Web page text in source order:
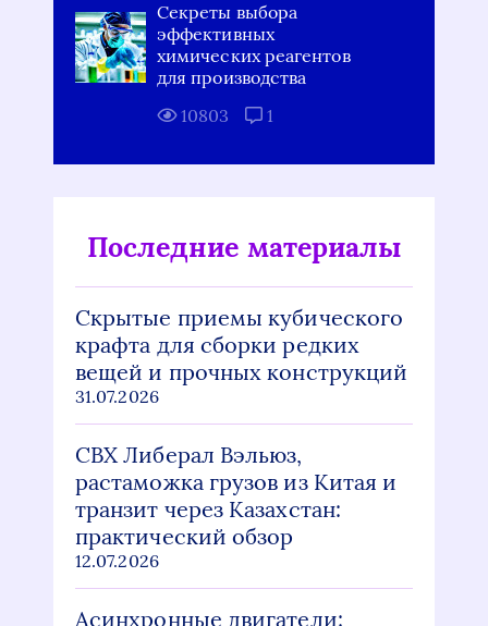
Секреты выбора
эффективных
химических реагентов
для производства
10803
1
Последние материалы
Скрытые приемы кубического
крафта для сборки редких
вещей и прочных конструкций
31.07.2026
СВХ Либерал Вэльюз,
растаможка грузов из Китая и
транзит через Казахстан:
практический обзор
12.07.2026
Асинхронные двигатели: